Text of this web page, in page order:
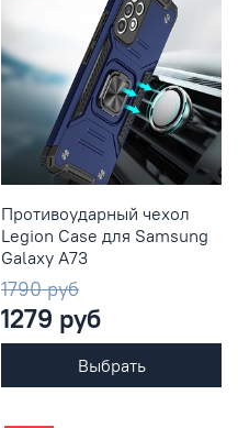
Противоударный чехол
Legion Case для Samsung
Galaxy A73
1790 руб
1279 руб
Выбрать